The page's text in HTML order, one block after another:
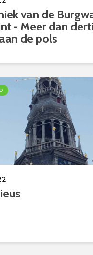
van de
- Meer dan
de pols